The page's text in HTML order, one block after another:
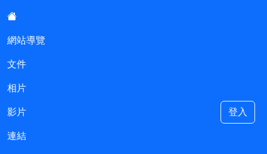
網站導覽
文件
相片
影片
連結
登入